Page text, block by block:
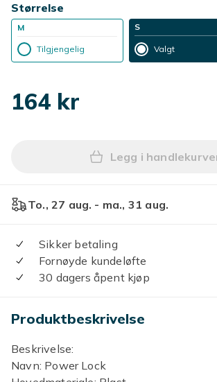
Størrelse
M
Tilgjengelig
S
Valgt
164 kr
Legg
Legg i
To., 27 aug. - ma., 31 aug.
Sikker betaling
Fornøyde kundeløfte
30 dagers åpent kjøp
Produktbeskrivelse
Beskrivelse:
Navn: Power Lock